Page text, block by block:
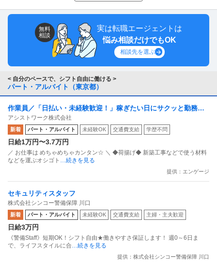
無料
相談
実は転職エージェントは
悩み相談だけでもOK
相談先を選ぶ
< 自分のペースで、シフト自由に働ける >
パート・アルバイト（東京都）
作業員／「日払い・未経験歓迎！」稼ぎたい日にサクッと勤務！
単発・週1日～自由シフトの軽作業
アシストワーク株式会社
新着 パート・アルバイト 未経験OK 交通費支給 学歴不問
日給1万円〜3.7万円
／ お仕事は めちゃめちゃカンタン☆ ＼ ◆荷揚げ◆ 新築工事などで使う材料
などを運ぶオシゴト …続きを見る
提供：エンゲージ
セキュリティスタッフ
株式会社シンコー警備保障 川口
新着 パート・アルバイト 未経験OK 交通費支給 主婦・主夫歓迎
日給3万円
《警備Staff》短期OK！シフト自由★働きやすさ保証します！ 週0～6日ま
で、ライフスタイルに合…続きを見る
提供：株式会社シンコー警備保障 川口